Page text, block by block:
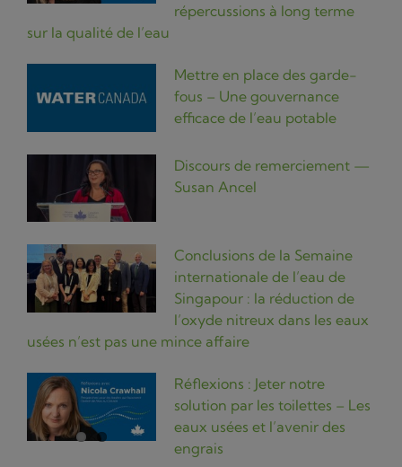
répercussions à long terme
sur la qualité de l’eau
Mettre en place des garde-
fous – Une gouvernance
efficace de l’eau potable
Discours de remerciement —
Susan Ancel
Conclusions de la Semaine
internationale de l’eau de
Singapour : la réduction de
l’oxyde nitreux dans les eaux
usées n’est pas une mince affaire
Réflexions : Jeter notre
solution par les toilettes – Les
eaux usées et l’avenir des
engrais